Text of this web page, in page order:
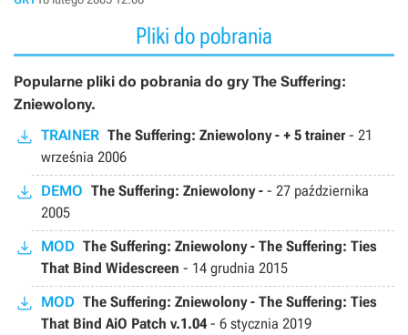
Pliki do pobrania
Popularne pliki do pobrania do gry The Suffering:
Zniewolony.
TRAINER The Suffering: Zniewolony - + 5 trainer- 21
września 2006
DEMO The Suffering: Zniewolony - - 27 października
2005
MOD The Suffering: Zniewolony - The Suffering: Ties
That Bind Widescreen - 14 grudnia 2015
MOD The Suffering: Zniewolony - The Suffering: Ties
That Bind AiO Patch v.1.04 - 6 stycznia 2019